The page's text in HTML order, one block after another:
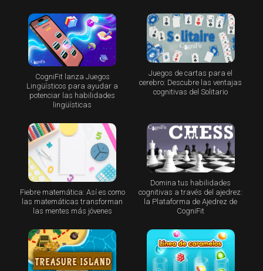
CogniFit lanza Juegos
Lingüísticos para ayudar a
potenciar las habilidades
lingüísticas
Juegos de cartas para el
cerebro: Descubre las ventajas
cognitivas del Solitario
Fiebre matemática: Así es como
las matemáticas transforman
las mentes más jóvenes
Domina tus habilidades
cognitivas a través del ajedrez:
la Plataforma de Ajedrez de
CogniFit